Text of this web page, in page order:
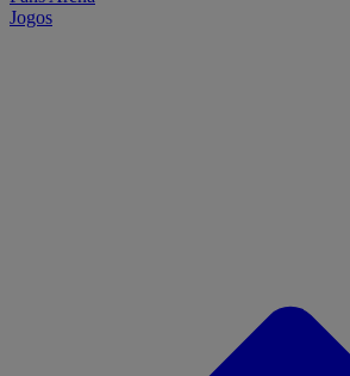
Jogos